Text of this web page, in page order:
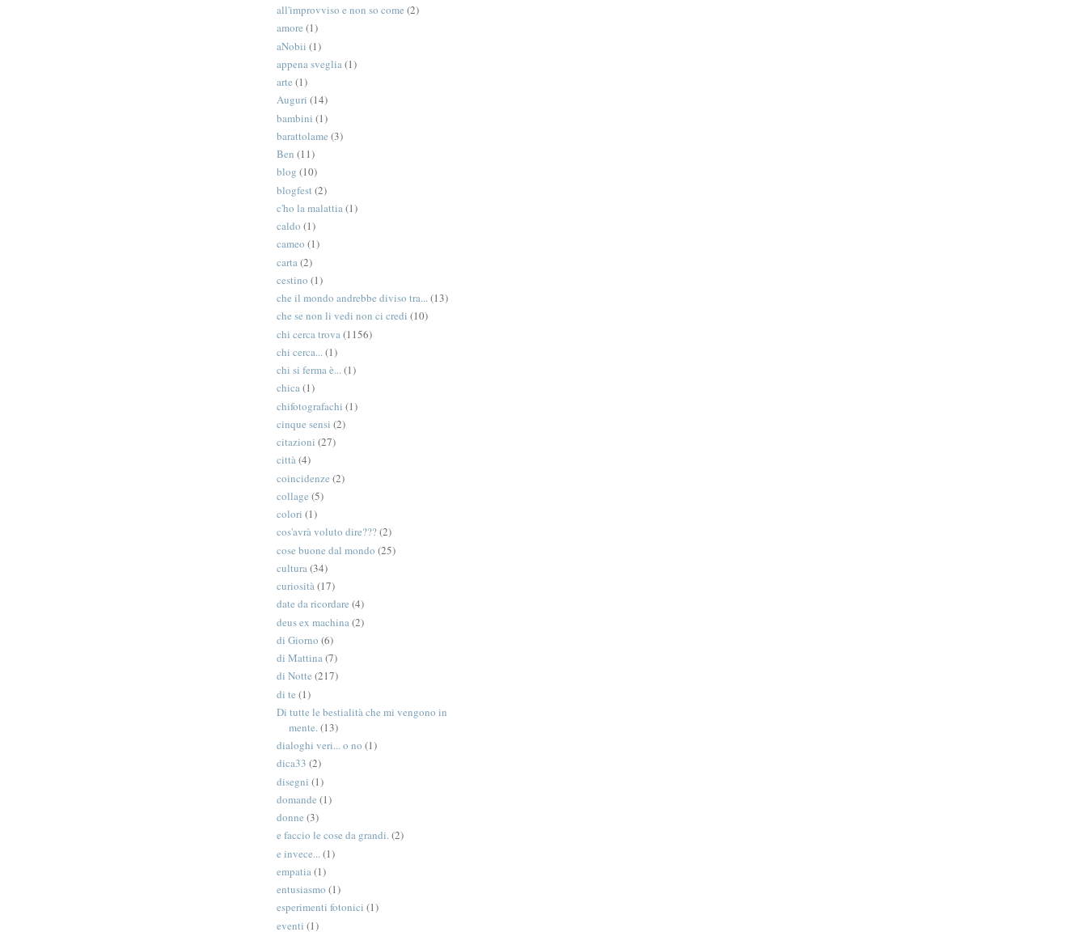
all'improvviso e non so come (2)
amore (1)
aNobii (1)
appena sveglia(1)
arte (1)
Auguri (14)
bambini (1)
barattolame (3)
Ben (11)
blog (10)
blogfest (2)
c'ho la malattia(1)
caldo (1)
cameo (1)
carta(2)
cestino (1)
che il mondo andrebbe diviso tra...(13)
che se non li vedi non ci credi (10)
chi cerca trova(1156)
chi cerca...(1)
chi si ferma è...(1)
chica(1)
chifotografachi (1)
cinque sensi (2)
citazioni (27)
città(4)
coincidenze (2)
collage (5)
colori (1)
cos'avrà voluto dire???(2)
cose buone dal mondo (25)
cultura(34)
curiosità(17)
date da ricordare (4)
deus ex machina(2)
di Giorno (6)
di Mattina(7)
di Notte (217)
di te (1)
Di tutte le bestialità che mi vengono in
mente.(13)
dialoghi veri... o no (1)
dica33 (2)
disegni (1)
domande (1)
donne (3)
e faccio le cose da grandi.(2)
e invece...(1)
empatia(1)
entusiasmo (1)
esperimenti fotonici (1)
eventi (1)